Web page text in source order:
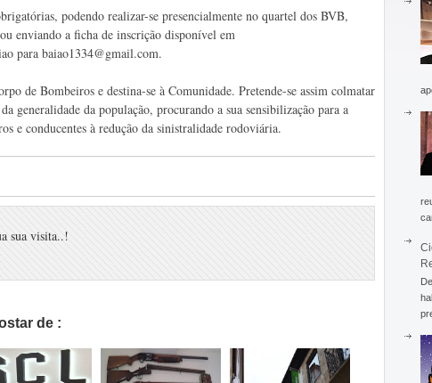
podendo realizar-se presencialmente no quartel dos BVB,
enviando a ficha de inscrição disponível em
para baiao1334@gmail.com.
de Bombeiros e destina-se à Comunidade. Pretende-se assim colmatar
generalidade da população, procurando a sua sensibilização para a
e conducentes à redução da sinistralidade rodoviária.
sua visita..!
de :